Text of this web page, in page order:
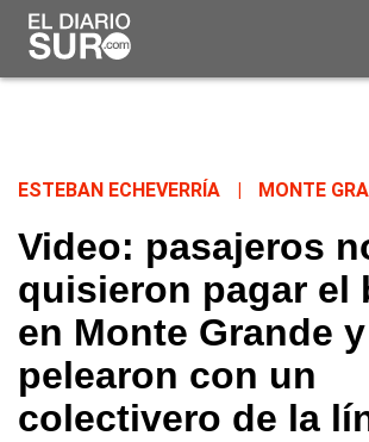
ESTEBAN ECHEVERRÍA MONTE
Video: pasajeros
quisieron pagar el
en Monte Grande y
pelearon con un
colectivero de la